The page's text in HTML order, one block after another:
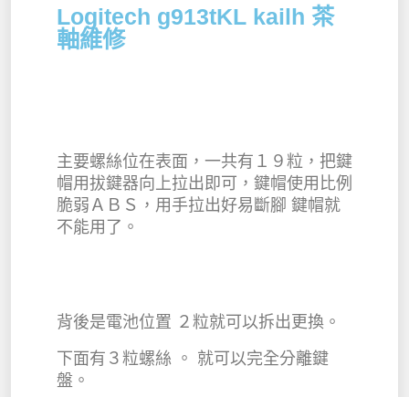
Logitech g913tKL kailh 茶
軸維修
主要螺絲位在表面，一共有１９粒，把鍵
帽用拔鍵器向上拉出即可，鍵帽使用比例
脆弱ＡＢＳ，用手拉出好易斷腳 鍵帽就
不能用了。
背後是電池位置 ２粒就可以拆出更換。
下面有３粒螺絲 。 就可以完全分離鍵
盤。